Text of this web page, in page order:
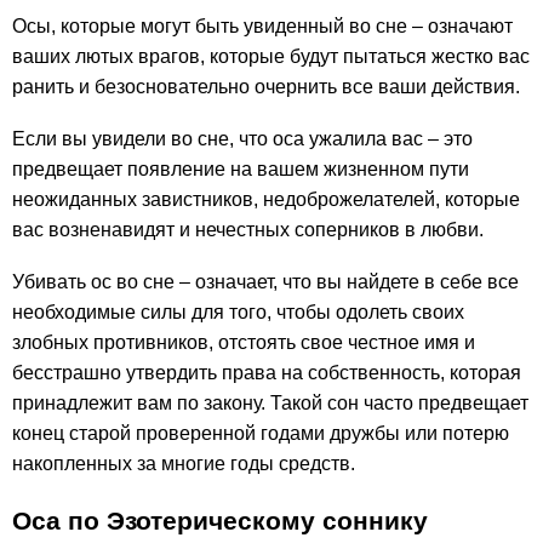
Осы, которые могут быть увиденный во сне – означают
ваших лютых врагов, которые будут пытаться жестко вас
ранить и безосновательно очернить все ваши действия.
Если вы увидели во сне, что оса ужалила вас – это
предвещает появление на вашем жизненном пути
неожиданных завистников, недоброжелателей, которые
вас возненавидят и нечестных соперников в любви.
Убивать ос во сне – означает, что вы найдете в себе все
необходимые силы для того, чтобы одолеть своих
злобных противников, отстоять свое честное имя и
бесстрашно утвердить права на собственность, которая
принадлежит вам по закону. Такой сон часто предвещает
конец старой проверенной годами дружбы или потерю
накопленных за многие годы средств.
Оса по Эзотерическому соннику